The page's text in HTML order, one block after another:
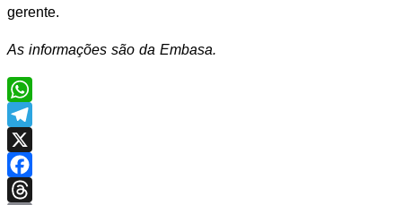
gerente.
As informações são da Embasa.
WhatsApp
Telegram
X
Facebook